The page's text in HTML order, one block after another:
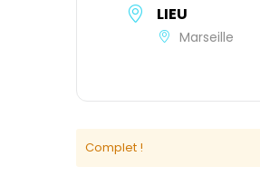
LIEU
Marseille
Complet !